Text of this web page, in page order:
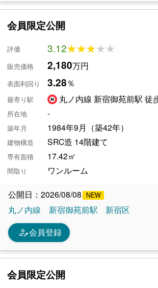
会員限定公開
評価 3.12★★★★★
★★★★★
販売価格 2,180万円
表面利回り 3.28％
最寄り駅 丸ノ内線 新宿御苑前駅 徒
所在地 -
築年月 1984年9月（築42年）
建物構造 SRC造 14階建て
専有面積 17.42㎡
間取り ワンルーム
公開日：2026/08/08
丸ノ内線
新宿御苑前駅 新宿区
person_edit会員登録
会員限定公開